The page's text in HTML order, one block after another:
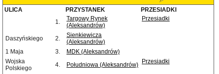
ULICA PRZYSTANEK
PRZESIADKI
1.
Targowy Rynek
(Aleksandrów)
Przesiadki
Daszyńskiego 2.
Sienkiewicza
(Aleksandrów)
1 Maja
3.
MDK (Aleksandrów)
Wojska
Polskiego
4. Południowa (Aleksandrów) Przesiadki